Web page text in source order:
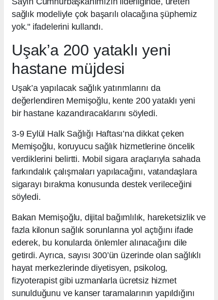
sağlık modeliyle çok başarılı olacağına şüphemiz
yok." ifadelerini kullandı.
Uşak’a 200 yataklı yeni
hastane müjdesi
Uşak’a yapılacak sağlık yatırımlarını da
değerlendiren Memişoğlu, kente 200 yataklı yeni
bir hastane kazandıracaklarını söyledi.
3-9 Eylül Halk Sağlığı Haftası’na dikkat çeken
Memişoğlu, koruyucu sağlık hizmetlerine öncelik
verdiklerini belirtti. Mobil sigara araçlarıyla sahada
farkındalık çalışmaları yapılacağını, vatandaşlara
sigarayı bırakma konusunda destek verileceğini
söyledi.
Bakan Memişoğlu, dijital bağımlılık, hareketsizlik ve
fazla kilonun sağlık sorunlarına yol açtığını ifade
ederek, bu konularda önlemler alınacağını dile
getirdi. Ayrıca, sayısı 300’ün üzerinde olan sağlıklı
hayat merkezlerinde diyetisyen, psikolog,
fizyoterapist gibi uzmanlarla ücretsiz hizmet
sunulduğunu ve kanser taramalarının yapıldığını